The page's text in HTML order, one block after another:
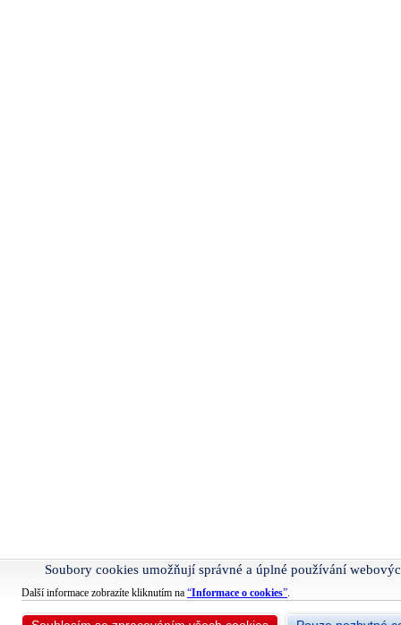
Soubory cookies umožňují správné a úplné používání
Další informace zobrazíte kliknutím na “Informace o cookies”.